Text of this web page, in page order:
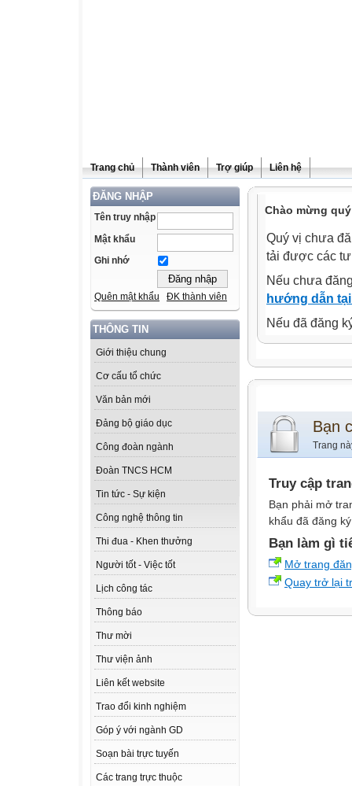
Trang chủ Thành viên Trợ giúp Liên hệ
ĐĂNG NHẬP
Tên truy nhập
Mật khẩu
Ghi nhớ
Quên mật khẩu ĐK thành viên
THÔNG TIN
Giới thiệu chung
Cơ cấu tổ chức
Văn bản mới
Đảng bộ giáo dục
Công đoàn ngành
Đoàn TNCS HCM
Tin tức - Sự kiện
Công nghệ thông tin
Thi đua - Khen thưởng
Người tốt - Việc tốt
Lịch công tác
Thông báo
Thư mời
Thư viện ảnh
Liên kết website
Trao đổi kinh nghiệm
Góp ý với ngành GD
Soạn bài trực tuyến
Các trang trực thuộc
Chào mừng
Quý vị chưa
tải được các
Nếu chưa
hướng dẫn
Nếu đã đăng
Bạn
Trang
Truy cập
Bạn phải mở
khẩu đã đăng
Bạn làm gì
Mở trang
Quay trở lại